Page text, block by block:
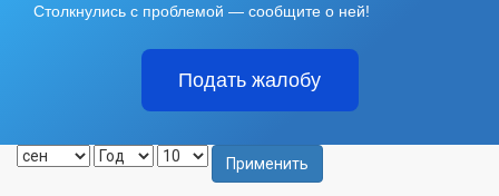
Столкнулись с проблемой — сообщите о ней!
Подать жалобу
Применить